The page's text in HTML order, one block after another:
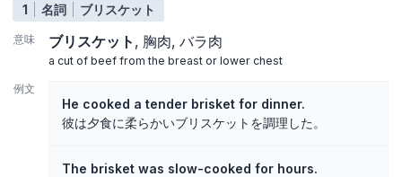
1 名詞 ブリスケット
意味 ブリスケット 胸肉 バラ肉
a cut of beef from the breast or lower chest
例文
He cooked a tender brisket for dinner.
彼は夕食に柔らかいブリスケットを調理した。
The brisket was slow-cooked for hours.